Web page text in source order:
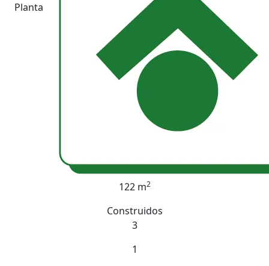
Planta
122 m2
Construidos
3
1